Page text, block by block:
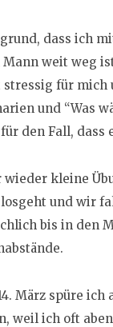
dass ich
weit weg
für mich
und “Was
den Fall, dass
kleine
losgeht und wir
bis in den
März spüre
weil ich oft